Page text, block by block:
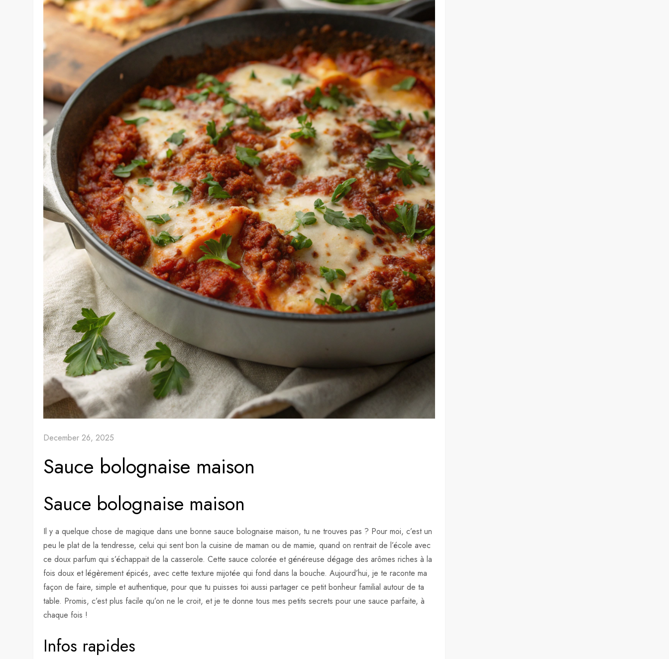
December 26, 2025
Sauce bolognaise maison
Sauce bolognaise maison
Il y a quelque chose de magique dans une bonne sauce bolognaise maison, tu ne trouves pas ? Pour moi, c’est un
peu le plat de la tendresse, celui qui sent bon la cuisine de maman ou de mamie, quand on rentrait de l’école avec
ce doux parfum qui s’échappait de la casserole. Cette sauce colorée et généreuse dégage des arômes riches à la
fois doux et légèrement épicés, avec cette texture mijotée qui fond dans la bouche. Aujourd’hui, je te raconte ma
façon de faire, simple et authentique, pour que tu puisses toi aussi partager ce petit bonheur familial autour de ta
table. Promis, c’est plus facile qu’on ne le croit, et je te donne tous mes petits secrets pour une sauce parfaite, à
chaque fois !
Infos rapides